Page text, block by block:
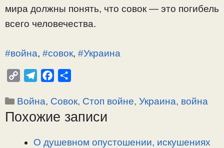
мира должны понять, что совок — это погибель
всего человечества.
#война, #совок, #Украина
p
y
l
e
r
c
e
o
п
р
в
Рубрики
Война, Совок, Стоп войне,Украина, война
Похожие записи
О душевном опустошении, искушениях